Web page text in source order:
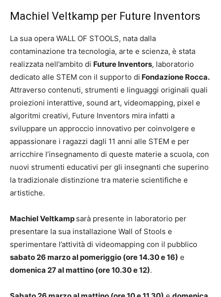
Machiel Veltkamp per Future Inventors
La sua opera WALL OF STOOLS, nata dalla
contaminazione tra tecnologia, arte e scienza, è stata
realizzata nell’ambito di Future Inventors, laboratorio
dedicato alle STEM con il supporto di Fondazione Rocca.
Attraverso contenuti, strumenti e linguaggi originali quali
proiezioni interattive, sound art, videomapping, pixel e
algoritmi creativi, Future Inventors mira infatti a
sviluppare un approccio innovativo per coinvolgere e
appassionare i ragazzi dagli 11 anni alle STEM e per
arricchire l’insegnamento di queste materie a scuola, con
nuovi strumenti educativi per gli insegnanti che superino
la tradizionale distinzione tra materie scientifiche e
artistiche.
Machiel Veltkamp sarà presente in laboratorio per
presentare la sua installazione Wall of Stools e
sperimentare l’attività di videomapping con il pubblico
sabato 26 marzo al pomeriggio (ore 14.30 e 16) e
domenica 27 al mattino (ore 10.30 e 12).